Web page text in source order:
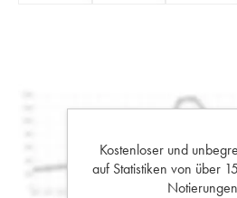
Kostenloser und
auf Statistiken von über
Notierungen